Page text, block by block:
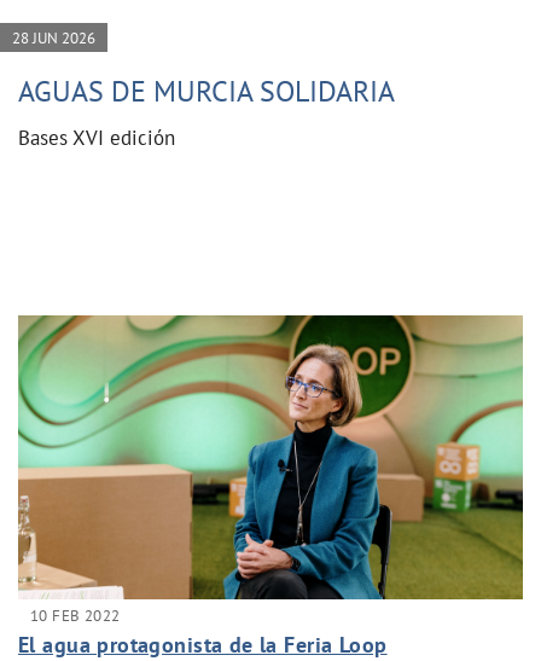
28 JUN 2026
AGUAS DE MURCIA SOLIDARIA
Bases XVI edición
10 FEB 2022
El agua protagonista de la Feria Loop